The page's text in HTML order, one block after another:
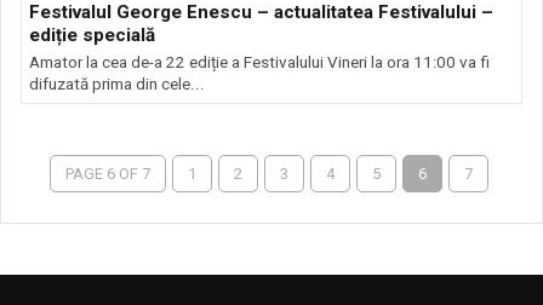
Festivalul George Enescu – actualitatea Festivalului –
ediție specială
Amator la cea de-a 22 ediție a Festivalului Vineri la ora 11:00 va fi
difuzată prima din cele...
PAGE 6 OF 7 1 2 3 4 5 6 7